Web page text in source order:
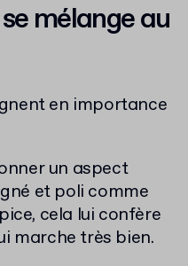
mélange au
en importance
un aspect
et poli comme
cela lui confère
marche très bien.